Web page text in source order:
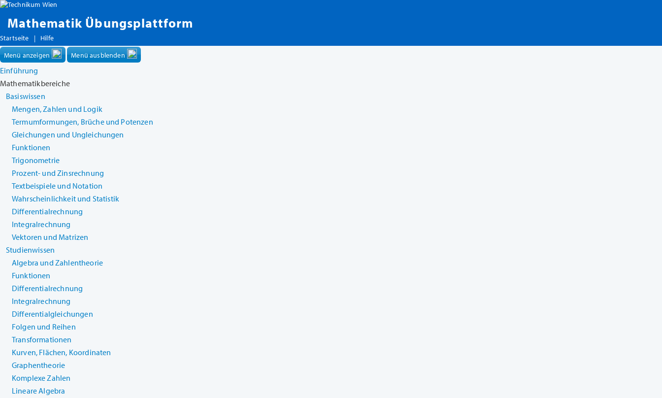
Mathematik Übungsplattform
Startseite | Hilfe
Menü anzeigen Menü ausblenden
Einführung
Mathematikbereiche
Basiswissen
Mengen, Zahlen und Logik
Termumformungen, Brüche und Potenzen
Gleichungen und Ungleichungen
Funktionen
Trigonometrie
Prozent- und Zinsrechnung
Textbeispiele und Notation
Wahrscheinlichkeit und Statistik
Differentialrechnung
Integralrechnung
Vektoren und Matrizen
Studienwissen
Algebra und Zahlentheorie
Funktionen
Differentialrechnung
Integralrechnung
Differentialgleichungen
Folgen und Reihen
Transformationen
Kurven, Flächen, Koordinaten
Graphentheorie
Komplexe Zahlen
Lineare Algebra